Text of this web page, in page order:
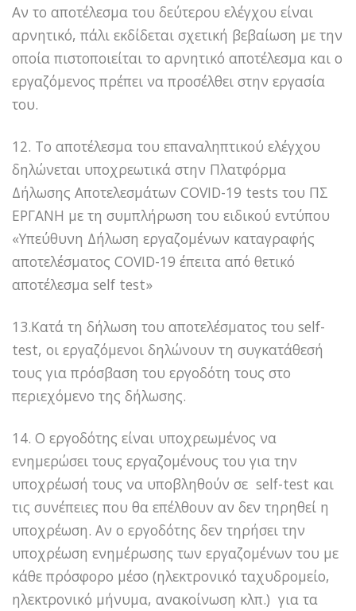
Αν το αποτέλεσμα του δεύτερου ελέγχου είναι
αρνητικό, πάλι εκδίδεται σχετική βεβαίωση με την
οποία πιστοποιείται το αρνητικό αποτέλεσμα και ο
εργαζόμενος πρέπει να προσέλθει στην εργασία
του.
12. Το αποτέλεσμα του επαναληπτικού ελέγχου
δηλώνεται υποχρεωτικά στην Πλατφόρμα
Δήλωσης Αποτελεσμάτων COVID-19 tests του ΠΣ
ΕΡΓΑΝΗ με τη συμπλήρωση του ειδικού εντύπου
«Υπεύθυνη Δήλωση εργαζομένων καταγραφής
αποτελέσματος COVID-19 έπειτα από θετικό
αποτέλεσμα self test»
13.Κατά τη δήλωση του αποτελέσματος του self-
test, οι εργαζόμενοι δηλώνουν τη συγκατάθεσή
τους για πρόσβαση του εργοδότη τους στο
περιεχόμενο της δήλωσης.
14. Ο εργοδότης είναι υποχρεωμένος να
ενημερώσει τους εργαζομένους του για την
υποχρέωσή τους να υποβληθούν σε self-test και
τις συνέπειες που θα επέλθουν αν δεν τηρηθεί η
υποχρέωση. Αν ο εργοδότης δεν τηρήσει την
υποχρέωση ενημέρωσης των εργαζομένων του με
κάθε πρόσφορο μέσο (ηλεκτρονικό ταχυδρομείο,
ηλεκτρονικό μήνυμα, ανακοίνωση κλπ.) για τα